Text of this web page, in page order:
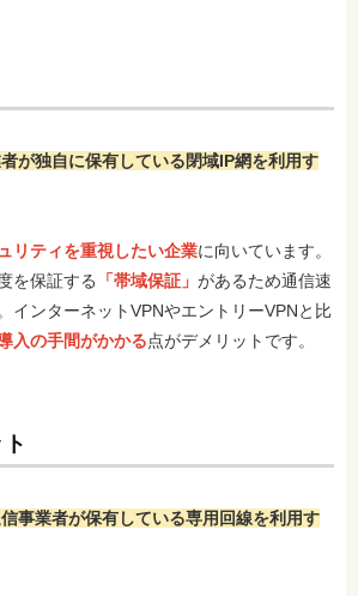
が独自に保有している閉域IP網を利用す
リティを重視したい企業に向いています。
を保証する
「帯域保証」 があるため通信速
インターネットVPNやエントリーVPNと比
入の手間がかかる点がデメリットです。
事業者が保有している専用回線を利用す